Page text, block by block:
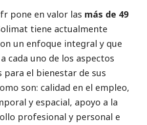
pone en valor las más de 49
tiene actualmente
un enfoque integral y que
cada uno de los aspectos
para el bienestar de sus
son: calidad en el empleo,
y espacial, apoyo a la
profesional y personal e